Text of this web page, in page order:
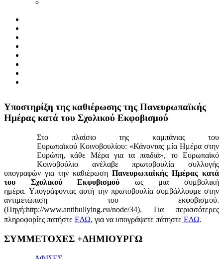
Yποστηρίξη της καθιέρωσης της Πανευρωπαϊκής
Ημέρας κατά του Σχολικού Εκφοβισμού
Στο πλαίσιο της καμπάνιας του
Ευρωπαϊκού Κοινοβουλίου: «Κάνοντας μία Ημέρα στην
Ευρώπη, κάθε Μέρα για τα παιδιά», το Ευρωπαϊκό
Κοινοβούλιο ανέλαβε πρωτοβουλία συλλογής
υπογραφών για την καθιέρωση Πανευρωπαϊκής Ημέρας κατά
του Σχολικού Εκφοβισμού ως μια συμβολική
ημέρα. Υπογράφοντας αυτή την πρωτοβουλία συμβάλλουμε στην
αντιμετώπιση του εκφοβισμού.
(Πηγή:http://www.antibullying.eu/node/34). Για περισσότερες
πληροφορίες πατήστε ΕΔΩ, για να υπογράψετε πάτηστε ΕΔΩ.
1x
ΣΥΜΜΕΤΟΧΕΣ +ΔΗΜΙΟΥΡΓΩ